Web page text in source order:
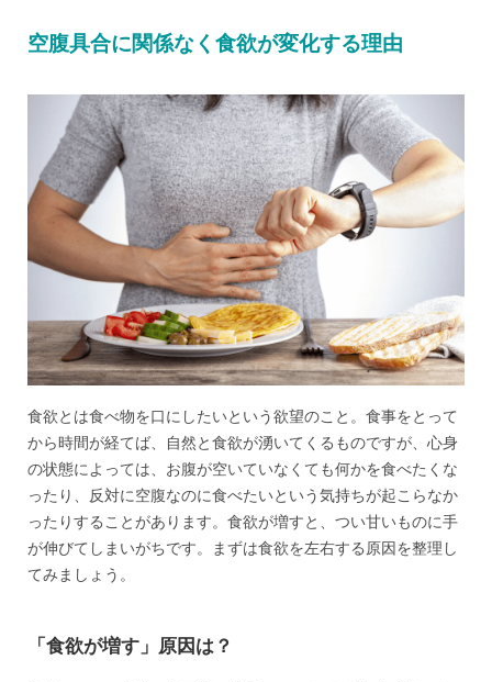
空腹具合に関係なく食欲が変化する理由
食欲とは食べ物を口にしたいという欲望のこと。食事をとって
から時間が経てば、自然と食欲が湧いてくるものですが、心身
の状態によっては、お腹が空いていなくても何かを食べたくな
ったり、反対に空腹なのに食べたいという気持ちが起こらなか
ったりすることがあります。食欲が増すと、つい甘いものに手
が伸びてしまいがちです。まずは食欲を左右する原因を整理し
てみましょう。
「食欲が増す」原因は？